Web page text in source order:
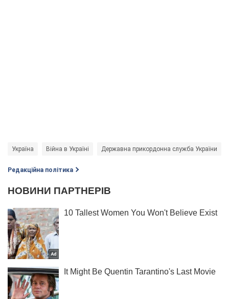
Україна Війна в Україні Державна прикордонна служба України
Редакційна політика